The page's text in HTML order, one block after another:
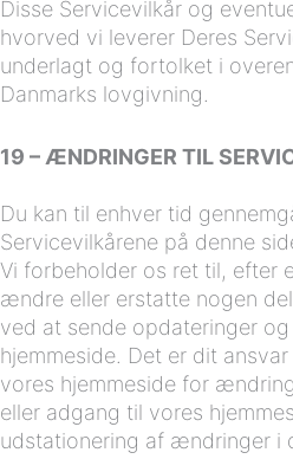
Disse Servicevilkår og
hvorved vi leverer Deres
underlagt og fortolket i
Danmarks lovgivning.
19 – ÆNDRINGER TIL
Du kan til enhver tid
Servicevilkårene på denne
Vi forbeholder os ret til, efter
ændre eller erstatte nogen
ved at sende opdateringer
hjemmeside. Det er dit
vores hjemmeside for
eller adgang til vores
udstationering af ændringer i